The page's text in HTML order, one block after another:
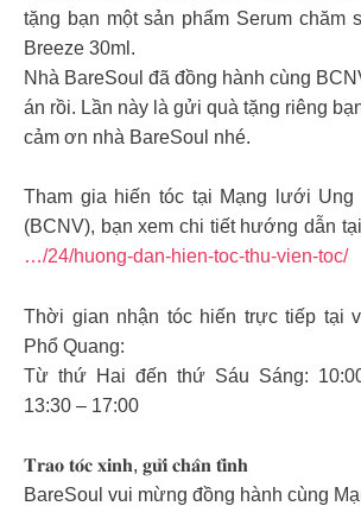
tặng bạn một sản phẩm Serum chăm
Breeze 30ml.
Nhà BareSoul đã đồng hành cùng
án rồi. Lần này là gửi quà tặng riêng
cảm ơn nhà BareSoul nhé.
Tham gia hiến tóc tại Mạng lưới
(BCNV), bạn xem chi tiết hướng dẫn
…/24/huong-dan-hien-toc-thu-vien-toc/
Thời gian nhận tóc hiến trực tiếp tại
Phổ Quang:
Từ thứ Hai đến thứ Sáu Sáng:
13:30 – 17:00
𝐓𝐫𝐚𝐨 𝐭𝐨́𝐜 𝐱𝐢𝐧𝐡, 𝐠𝐮̛̉𝐢 𝐜𝐡𝐚̂𝐧 𝐭𝐢̀𝐧𝐡
BareSoul vui mừng đồng hành cùng